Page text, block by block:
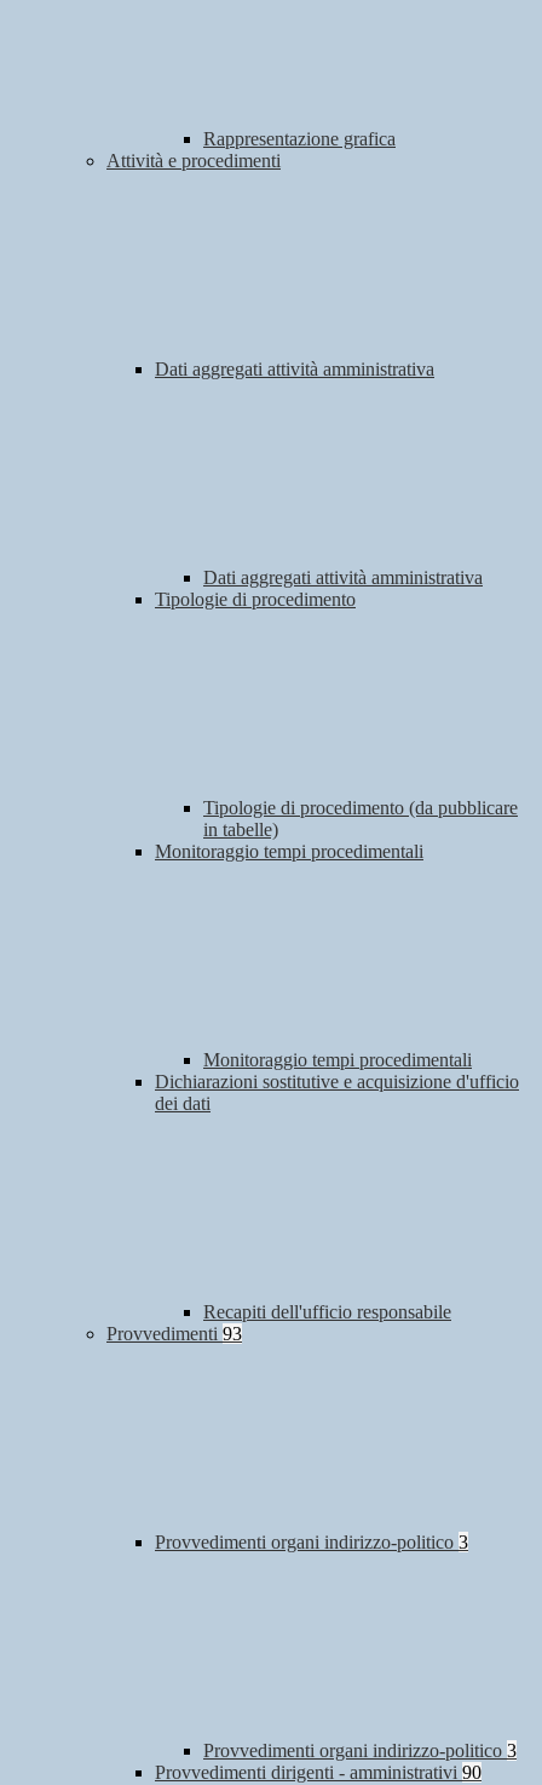
Rappresentazione grafica
Attività e procedimenti
Dati aggregati attività amministrativa
Dati aggregati attività amministrativa
Tipologie di procedimento
Tipologie di procedimento (da pubblicare
in tabelle)
Monitoraggio tempi procedimentali
Monitoraggio tempi procedimentali
Dichiarazioni sostitutive e acquisizione d'ufficio
dei dati
Recapiti dell'ufficio responsabile
Provvedimenti 93
Provvedimenti organi indirizzo-politico 3
Provvedimenti organi indirizzo-politico 3
Provvedimenti dirigenti - amministrativi 90